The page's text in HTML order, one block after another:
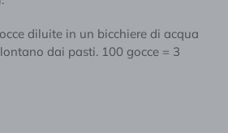
diluite in un bicchiere di acqua
dai pasti. 100 gocce = 3